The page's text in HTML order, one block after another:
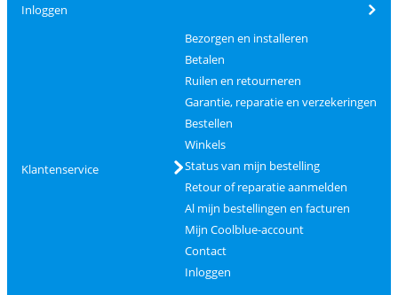
Inloggen
Klantenservice
Bezorgen en installeren
Betalen
Ruilen en retourneren
Garantie, reparatie en verzekeringen
Bestellen
Winkels
Status van mijn bestelling
Retour of reparatie aanmelden
Al mijn bestellingen en facturen
Mijn Coolblue-account
Contact
Inloggen